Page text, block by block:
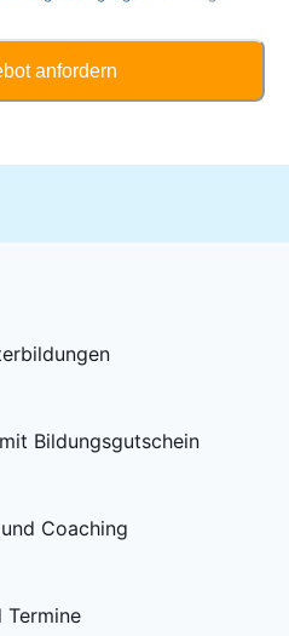
anfordern
Bildungsgutschein
Coaching
Termine